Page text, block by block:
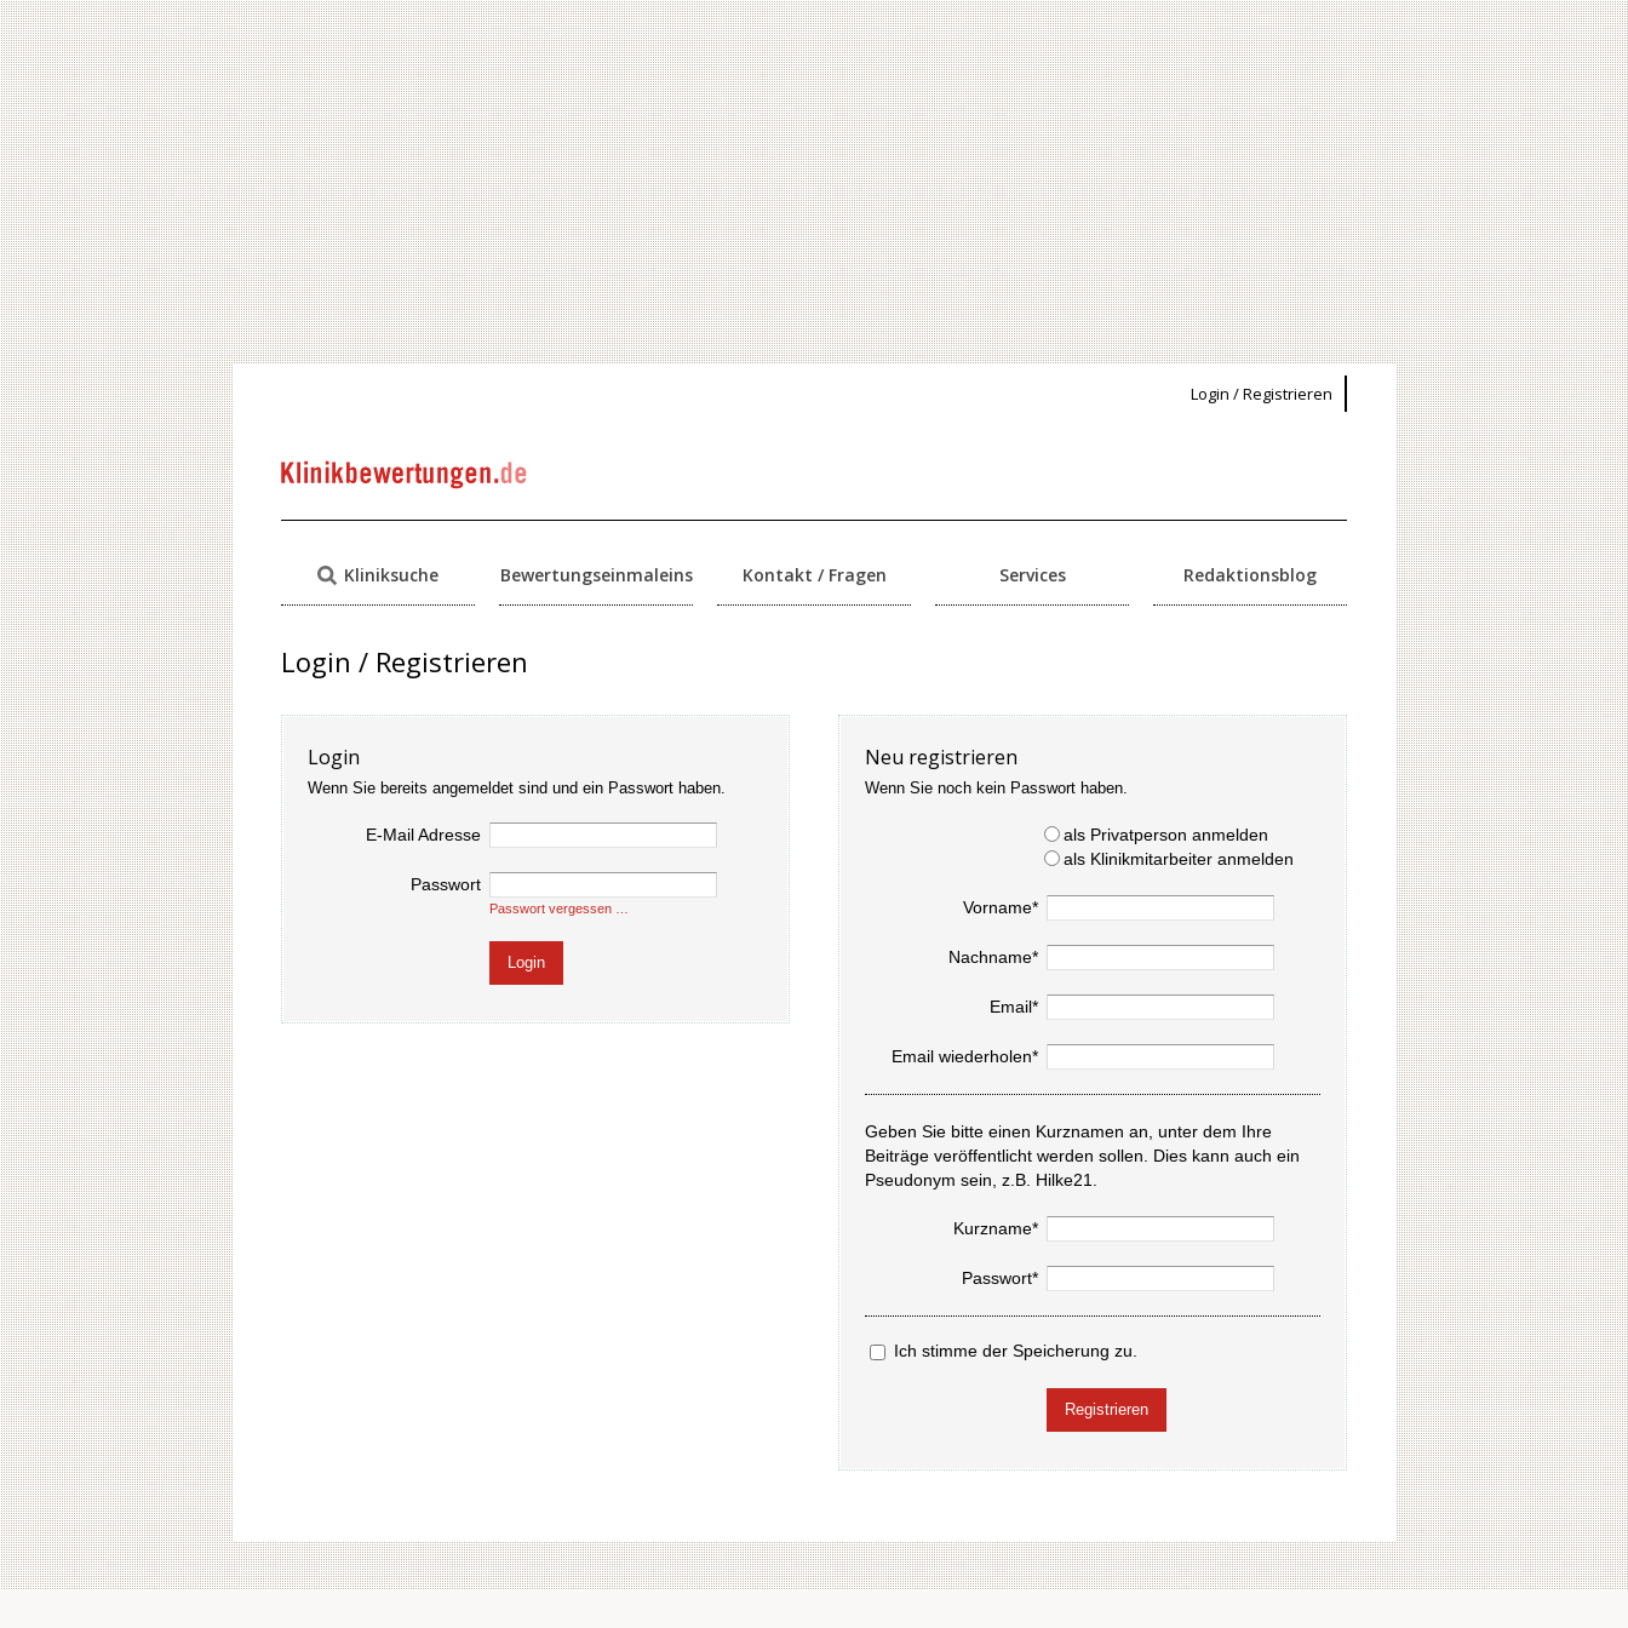
Login / Registrieren
Kliniksuche Bewertungseinmaleins Kontakt / Fragen Services Redaktionsblog
Login / Registrieren
Login
Wenn Sie bereits angemeldet sind und ein Passwort haben.
E-Mail Adresse
Passwort
Passwort vergessen …
Neu registrieren
Wenn Sie noch kein Passwort haben.
als Privatperson anmelden
als Klinikmitarbeiter anmelden
Vorname*
Nachname*
Email*
Email wiederholen*
Geben Sie bitte einen Kurznamen an, unter dem Ihre
Beiträge veröffentlicht werden sollen. Dies kann auch ein
Pseudonym sein, z.B. Hilke21.
Kurzname*
Passwort*
Ich stimme der Speicherung zu.